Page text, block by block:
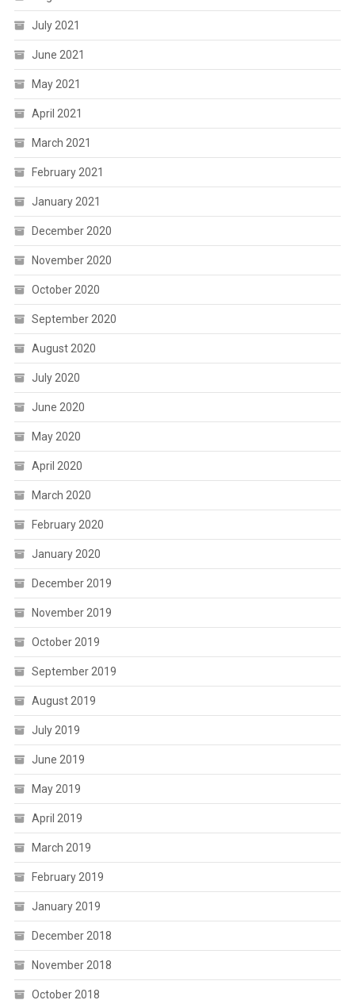
July 2021
June 2021
May 2021
April 2021
March 2021
February 2021
January 2021
December 2020
November 2020
October 2020
September 2020
August 2020
July 2020
June 2020
May 2020
April 2020
March 2020
February 2020
January 2020
December 2019
November 2019
October 2019
September 2019
August 2019
July 2019
June 2019
May 2019
April 2019
March 2019
February 2019
January 2019
December 2018
November 2018
October 2018